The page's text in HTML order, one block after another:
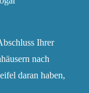
Ihrer
nach
daran haben,